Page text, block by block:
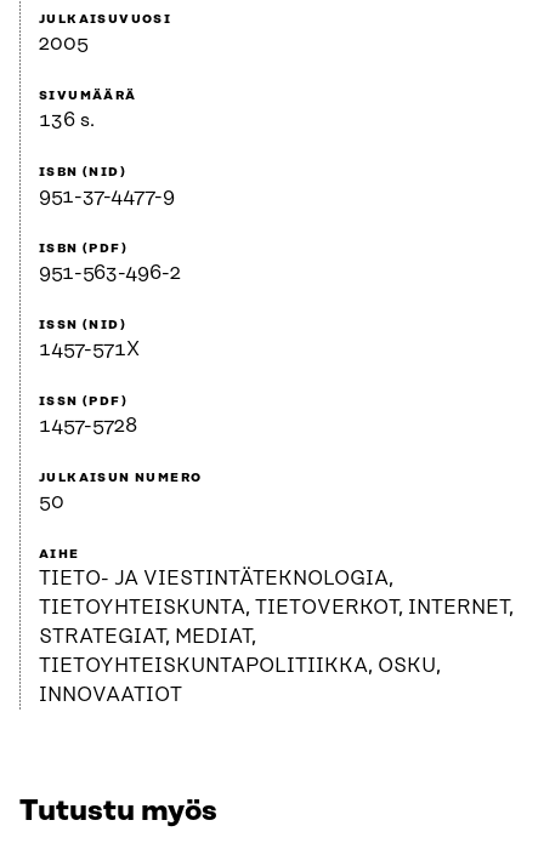
JULKAISUVUOSI
2005
SIVUMÄÄRÄ
136 s.
ISBN (NID)
951-37-4477-9
ISBN (PDF)
951-563-496-2
ISSN (NID)
1457-571X
ISSN (PDF)
1457-5728
JULKAISUN NUMERO
50
AIHE
TIETO- JA VIESTINTÄTEKNOLOGIA,
TIETOYHTEISKUNTA, TIETOVERKOT, INTERNET,
STRATEGIAT, MEDIAT,
TIETOYHTEISKUNTAPOLITIIKKA, OSKU,
INNOVAATIOT
Tutustu myös